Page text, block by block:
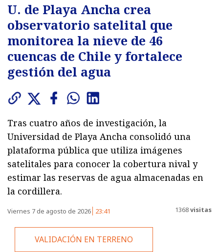
U. de Playa Ancha crea
observatorio satelital que
monitorea la nieve de 46
cuencas de Chile y fortalece
gestión del agua
Tras cuatro años de investigación, la
Universidad de Playa Ancha consolidó una
plataforma pública que utiliza imágenes
satelitales para conocer la cobertura nival y
estimar las reservas de agua almacenadas en
la cordillera.
Viernes 7 de agosto de 2026 23:41 1368visitas
VALIDACIÓN EN TERRENO